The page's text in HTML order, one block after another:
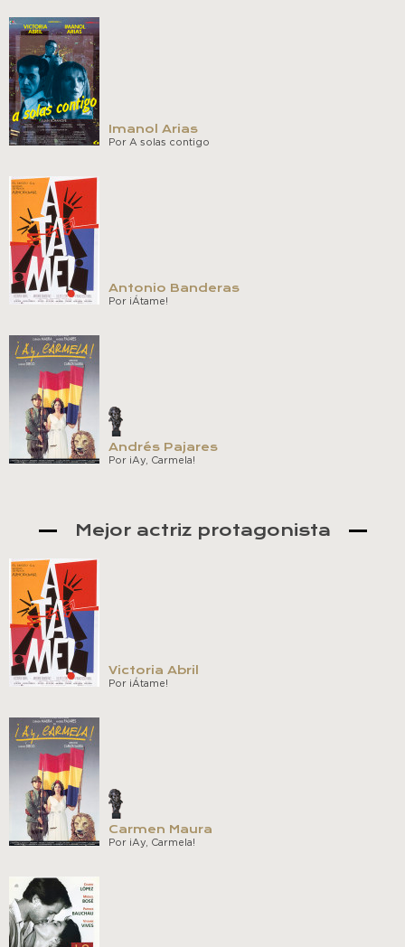
Imanol Arias
Por A solas contigo
Antonio Banderas
Por ¡Átame!
Andrés Pajares
Por ¡Ay, Carmela!
Mejor actriz protagonista
Victoria Abril
Por ¡Átame!
Carmen Maura
Por ¡Ay, Carmela!